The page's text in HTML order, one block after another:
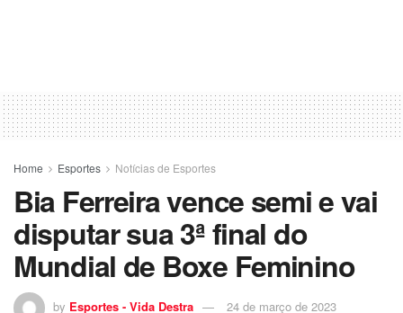
Home Esportes Notícias de Esportes
Bia Ferreira vence semi e vai
disputar sua 3ª final do
Mundial de Boxe Feminino
by Esportes - Vida Destra 24 de março de 2023